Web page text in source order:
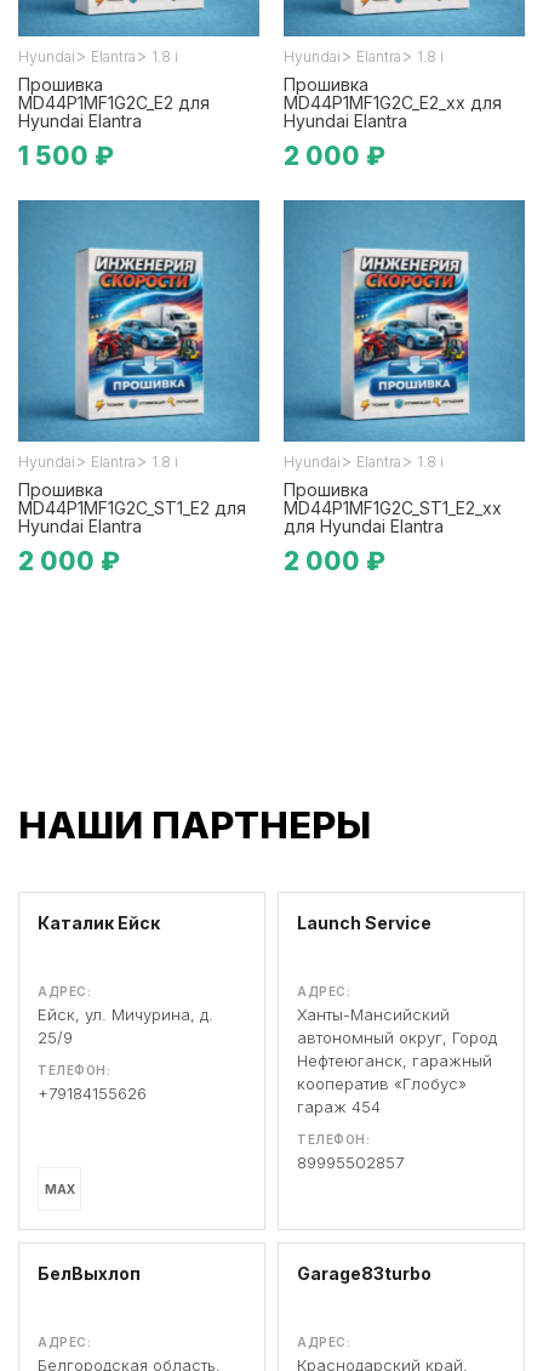
Hyundai > Elantra > 1.8 i
Прошивка
MD44P1MF1G2C_E2 для
Hyundai Elantra
1 500 ₽
Hyundai > Elantra > 1.8 i
Прошивка
MD44P1MF1G2C_E2_xx для
Hyundai Elantra
2 000 ₽
Hyundai > Elantra > 1.8 i
Прошивка
MD44P1MF1G2C_ST1_E2 для
Hyundai Elantra
2 000 ₽
Hyundai > Elantra > 1.8 i
Прошивка
MD44P1MF1G2C_ST1_E2_xx
для Hyundai Elantra
2 000 ₽
НАШИ ПАРТНЕРЫ
Каталик Ейск
АДРЕС:
Ейск, ул. Мичурина, д.
25/9
ТЕЛЕФОН:
+79184155626
MAX
Launch Service
АДРЕС:
Ханты-Мансийский
автономный округ, Город
Нефтеюганск, гаражный
кооператив «Глобус»
гараж 454
ТЕЛЕФОН:
89995502857
БелВыхлоп
АДРЕС:
Белгородская область,
Garage83turbo
АДРЕС:
Краснодарский край,